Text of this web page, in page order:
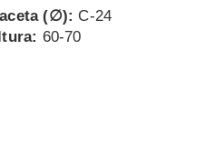
(∅): C-24
60-70